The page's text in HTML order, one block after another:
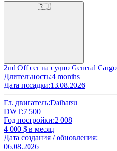
🇷🇺
2nd Officer на судно General Cargo
Длительность:4 months
Дата посадки:13.08.2026
Гл. двигатель:Daihatsu
DWT:7 500
Год постройки:2 008
4 000 $ в месяц
Дата создания / обновления:
06.08.2026